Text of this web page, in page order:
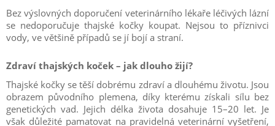
Bez výslovných doporučení veterinárního lékaře léčivých lázní
se nedoporučuje thajské kočky koupat. Nejsou to příznivci
vody, ve většině případů se jí bojí a straní.
Zdraví thajských koček – jak dlouho žijí?
Thajské kočky se těší dobrému zdraví a dlouhému životu. Jsou
obrazem původního plemena, díky kterému získali sílu bez
genetických vad. Jejich délka života dosahuje 15–20 let. Je
však důležité pamatovat na pravidelná veterinární vyšetření,